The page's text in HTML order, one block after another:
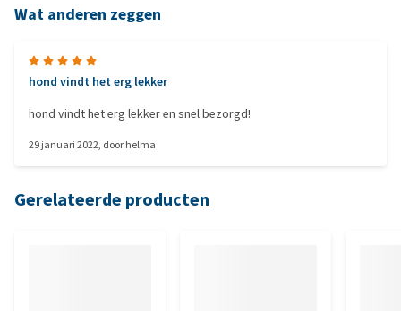
Wat anderen zeggen
hond vindt het erg lekker
hond vindt het erg lekker en snel bezorgd!
29 januari 2022, doorhelma
Gerelateerde producten